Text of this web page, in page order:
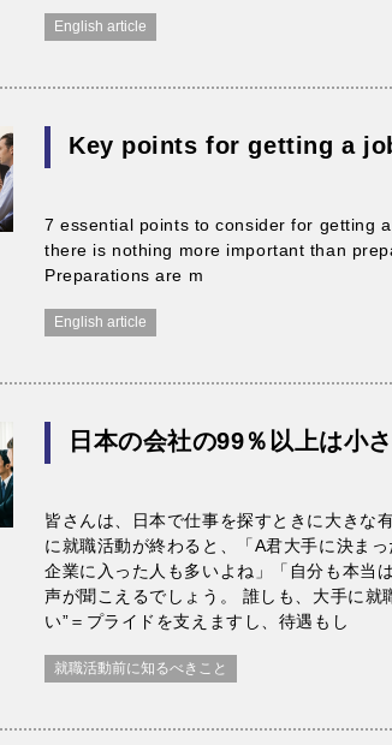
English article
Key points for getting a
7 essential points to consider for getting
there is nothing more important than
Preparations are m
English article
日本の会社の99％以上は小
皆さんは、日本で仕事を探すときに大きな
に就職活動が終わると、「A君大手に決ま
企業に入った人も多いよね」「自分も本当
声が聞こえるでしょう。 誰しも、大手に就
い”＝プライドを支えますし、待遇もし
就職活動前に知るべきこと